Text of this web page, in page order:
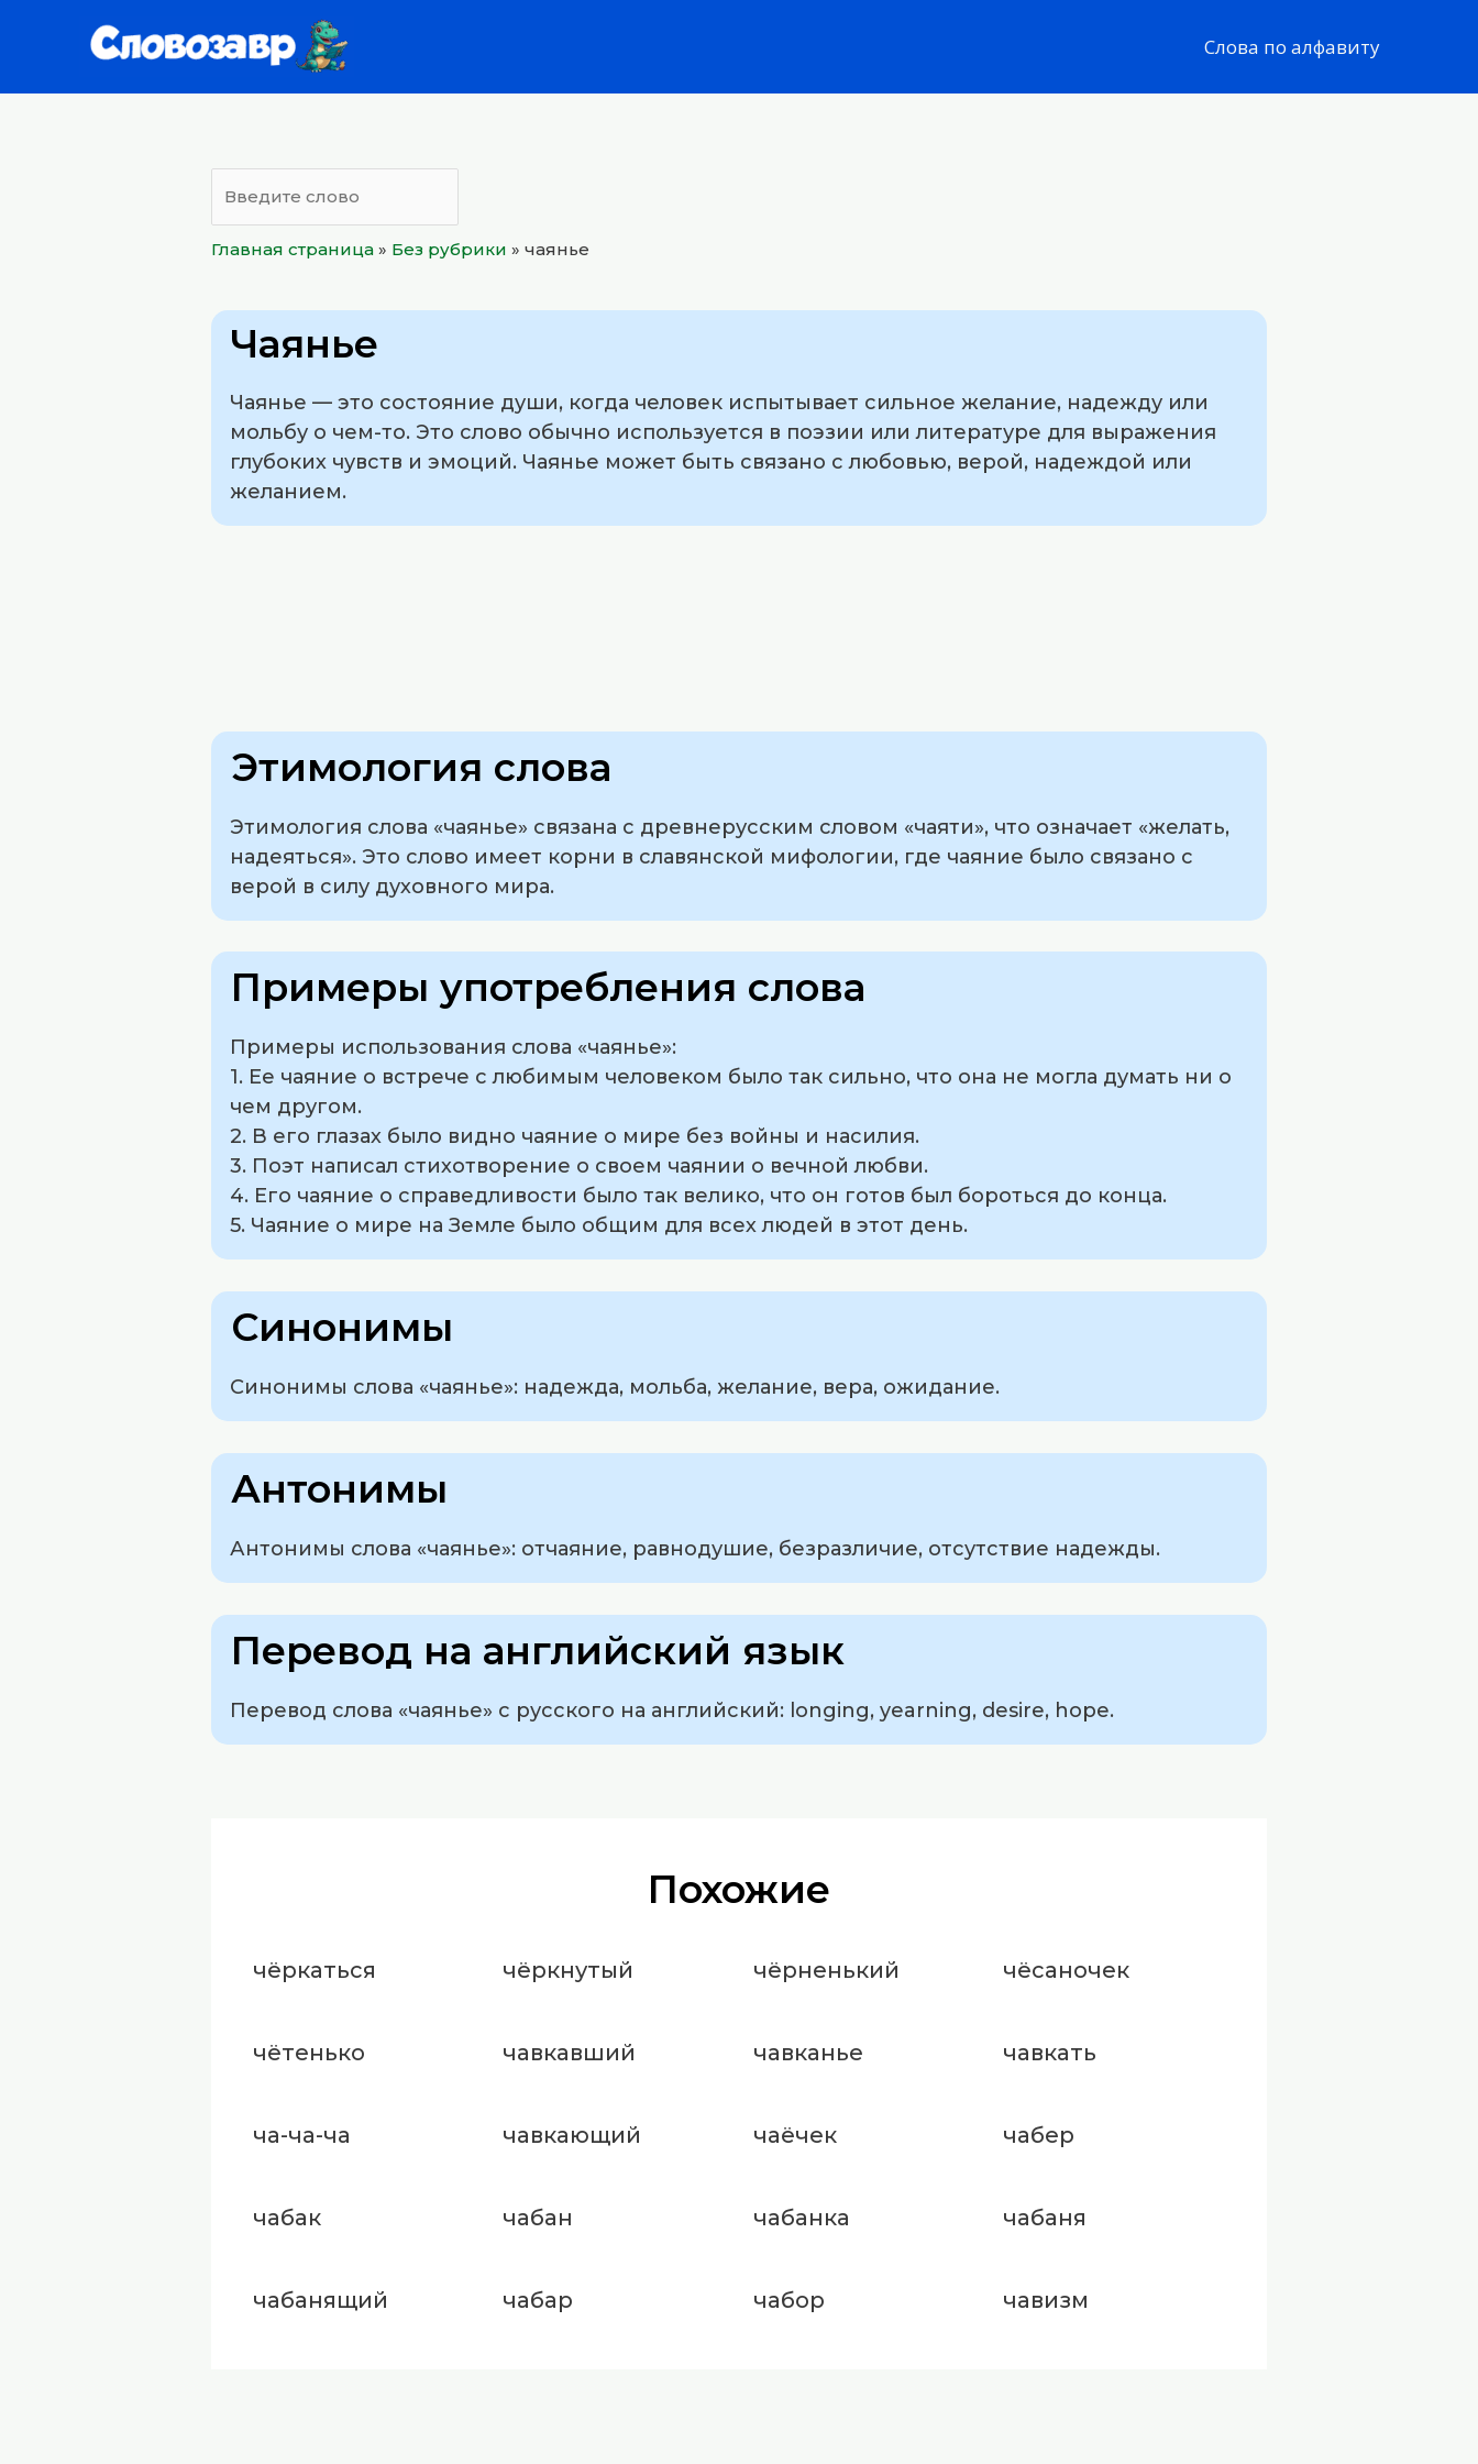
Слова по алфавиту
Главная страница » Без рубрики » чаянье
Чаянье
Чаянье — это состояние души, когда человек испытывает сильное желание, надежду или
мольбу о чем-то. Это слово обычно используется в поэзии или литературе для выражения
глубоких чувств и эмоций. Чаянье может быть связано с любовью, верой, надеждой или
желанием.
Этимология слова
Этимология слова «чаянье» связана с древнерусским словом «чаяти», что означает «желать,
надеяться». Это слово имеет корни в славянской мифологии, где чаяние было связано с
верой в силу духовного мира.
Примеры употребления слова
Примеры использования слова «чаянье»:
1. Ее чаяние о встрече с любимым человеком было так сильно, что она не могла думать ни о
чем другом.
2. В его глазах было видно чаяние о мире без войны и насилия.
3. Поэт написал стихотворение о своем чаянии о вечной любви.
4. Его чаяние о справедливости было так велико, что он готов был бороться до конца.
5. Чаяние о мире на Земле было общим для всех людей в этот день.
Синонимы
Синонимы слова «чаянье»: надежда, мольба, желание, вера, ожидание.
Антонимы
Антонимы слова «чаянье»: отчаяние, равнодушие, безразличие, отсутствие надежды.
Перевод на английский язык
Перевод слова «чаянье» с русского на английский: longing, yearning, desire, hope.
Похожие
чёркаться чёркнутый чёрненький чёсаночек
чётенько чавкавший чавканье чавкать
ча-ча-ча чавкающий чаёчек чабер
чабак чабан чабанка чабаня
чабанящий чабар чабор чавизм